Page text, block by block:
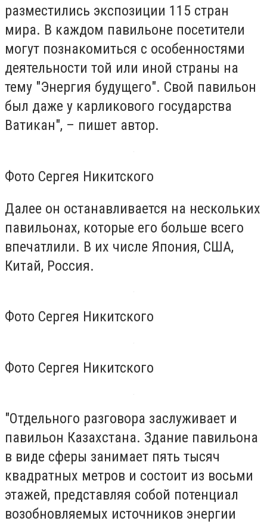
разместились экспозиции 115 стран
мира. В каждом павильоне посетители
могут познакомиться с особенностями
деятельности той или иной страны на
тему "Энергия будущего". Свой павильон
был даже у карликового государства
Ватикан", – пишет автор.
Фото Сергея Никитского
Далее он останавливается на нескольких
павильонах, которые его больше всего
впечатлили. В их числе Япония, США,
Китай, Россия.
Фото Сергея Никитского
Фото Сергея Никитского
"Отдельного разговора заслуживает и
павильон Казахстана. Здание павильона
в виде сферы занимает пять тысяч
квадратных метров и состоит из восьми
этажей, представляя собой потенциал
возобновляемых источников энергии